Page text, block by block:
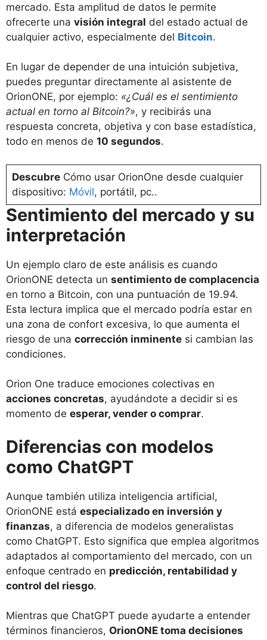
mercado. Esta amplitud de datos le permite
ofrecerte una visión integral del estado actual de
cualquier activo, especialmente del Bitcoin.
En lugar de depender de una intuición subjetiva,
puedes preguntar directamente al asistente de
OrionONE, por ejemplo: «¿Cuál es el sentimiento
actual en torno al Bitcoin?», y recibirás una
respuesta concreta, objetiva y con base estadística,
todo en menos de 10 segundos.
DescubreCómo usar OrionOne desde cualquier
dispositivo: Móvil, portátil, pc..
Sentimiento del mercado y su
interpretación
Un ejemplo claro de este análisis es cuando
OrionONE detecta un sentimiento de complacencia
en torno a Bitcoin, con una puntuación de 19.94.
Esta lectura implica que el mercado podría estar en
una zona de confort excesiva, lo que aumenta el
riesgo de una corrección inminente si cambian las
condiciones.
Orion One traduce emociones colectivas en
acciones concretas, ayudándote a decidir si es
momento de esperar, vender o comprar.
Diferencias con modelos
como ChatGPT
Aunque también utiliza inteligencia artificial,
OrionONE está especializado en inversión y
finanzas, a diferencia de modelos generalistas
como ChatGPT. Esto significa que emplea algoritmos
adaptados al comportamiento del mercado, con un
enfoque centrado en predicción, rentabilidad y
control del riesgo.
Mientras que ChatGPT puede ayudarte a entender
términos financieros, OrionONE toma decisiones